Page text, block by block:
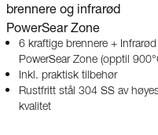
brennere og infrarød
PowerSear Zone
6 kraftige brennere + Infrarød
PowerSear Zone (opptil
Inkl. praktisk tilbehør
Rustfritt stål 304 SS av
kvalitet